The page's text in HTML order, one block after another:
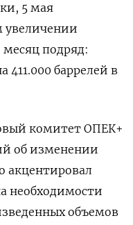
5 мая
увеличении
подряд:
411.000 баррелей ‌в
комитет ОПЕК+
об изменении
акцентировал
необходимости
объемов